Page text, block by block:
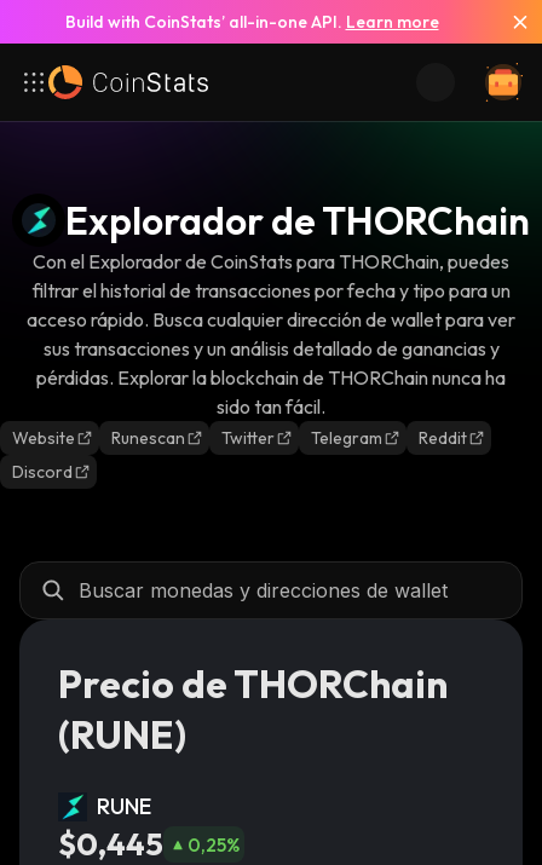
Build with CoinStats’ all-in-one API. Learn more
Explorador de THORChain
Con el Explorador de CoinStats para THORChain, puedes
filtrar el historial de transacciones por fecha y tipo para un
acceso rápido. Busca cualquier dirección de wallet para ver
sus transacciones y un análisis detallado de ganancias y
pérdidas. Explorar la blockchain de THORChain nunca ha
sido tan fácil.
Website Runescan Twitter Telegram
Reddit
Discord
Precio de THORChain
(RUNE)
RUNE
$0,445 0,25%